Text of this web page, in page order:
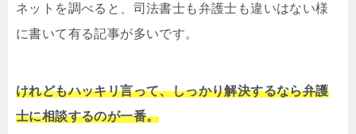
ネットを調べると、司法書士も弁護士も違いはない様
に書いて有る記事が多いです。
けれどもハッキリ言って、しっかり解決するなら弁護
士に相談するのが一番。